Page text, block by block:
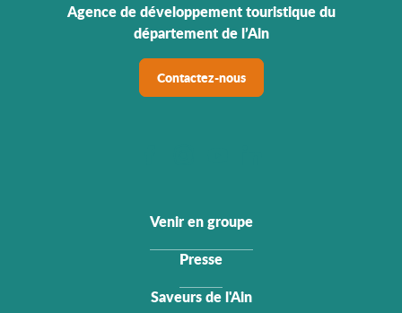
Agence de développement touristique du
département de l’Ain
Contactez-nous
Venir en groupe
Presse
Saveurs de l'Ain